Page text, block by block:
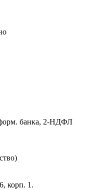
форм. банка, 2-НДФЛ
корп. 1.